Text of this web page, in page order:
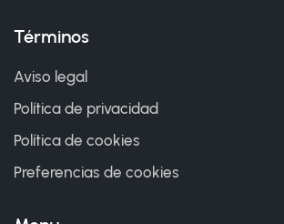
Términos
Aviso legal
Política de privacidad
Política de cookies
Preferencias de cookies